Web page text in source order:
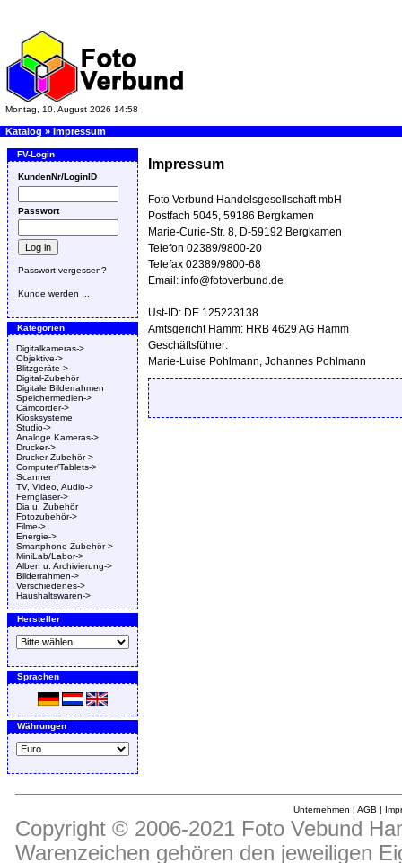
Montag, 10. August 2026 14:58
Katalog » Impressum
FV-Login
KundenNr/LoginID
Passwort
Passwort vergessen?
Kunde werden ...
Kategorien
Digitalkameras->
Objektive->
Blitzgeräte->
Digital-Zubehör
Digitale Bilderrahmen
Speichermedien->
Camcorder->
Kiosksysteme
Studio->
Analoge Kameras->
Drucker->
Drucker Zubehör->
Computer/Tablets->
Scanner
TV, Video, Audio->
Ferngläser->
Dia u. Zubehör
Fotozubehör->
Filme->
Energie->
Smartphone-Zubehör->
MiniLab/Labor->
Alben u. Archivierung->
Bilderrahmen->
Verschiedenes->
Haushaltswaren->
Hersteller
Sprachen
Währungen
Impressum
Foto Verbund Handelsgesellschaft mbH
Postfach 5045, 59186 Bergkamen
Marie-Curie-Str. 8, D-59192 Bergkamen
Telefon 02389/9800-20
Telefax 02389/9800-68
Email: info@fotoverbund.de
Ust-ID: DE 125223138
Amtsgericht Hamm: HRB 4629 AG Hamm
Geschäftsführer:
Marie-Luise Pohlmann, Johannes Pohlmann
Unternehmen | AGB |
Copyright © 2006-2021 Foto Vebund
Warenzeichen gehören den jeweiligen